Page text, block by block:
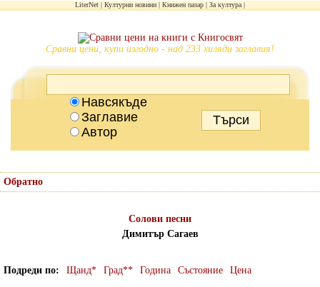
LiterNet Културни новини Книжен пазар За култура
Сравни цени, купи изгодно - над 233 хиляди заглавия!
Навсякъде
Заглавие
Автор
Обратно
Солови песни
Димитър Сагаев
Подреди по Щанд* Град** Година Състояние Цена